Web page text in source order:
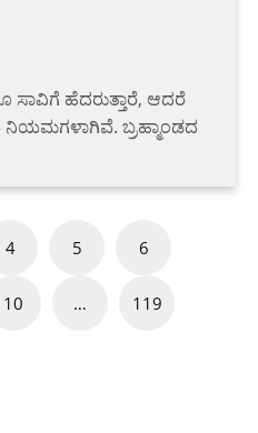
ಸಾವಿಗೆ ಹೆದರುತ್ತಾರೆ, ಆದರೆ
ನಿಯಮಗಳಾಗಿವೆ. ಬ್ರಹ್ಮಾಂಡದ
4 5 6
10 … 119